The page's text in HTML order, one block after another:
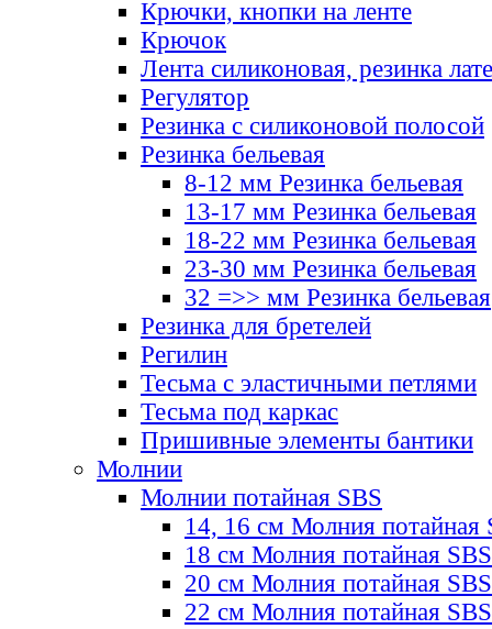
Крючки, кнопки на ленте
Крючок
Лента силиконовая, резинка
Регулятор
Резинка с силиконовой полосой
Резинка бельевая
8-12 мм Резинка бельевая
13-17 мм Резинка бельевая
18-22 мм Резинка бельевая
23-30 мм Резинка бельевая
32 =>> мм Резинка бельевая
Резинка для бретелей
Регилин
Тесьма с эластичными петлями
Тесьма под каркас
Пришивные элементы бантики
Молнии
Молнии потайная SBS
14, 16 см Молния потайная
18 см Молния потайная SBS
20 см Молния потайная SBS
22 см Молния потайная SBS